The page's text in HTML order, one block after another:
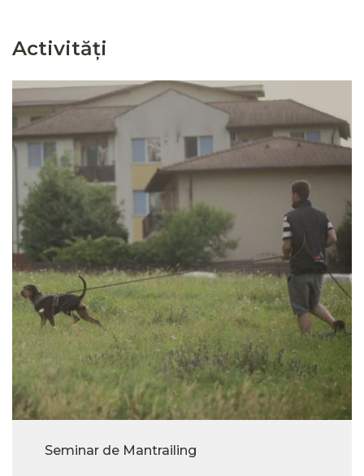
Activități
Seminar de Mantrailing